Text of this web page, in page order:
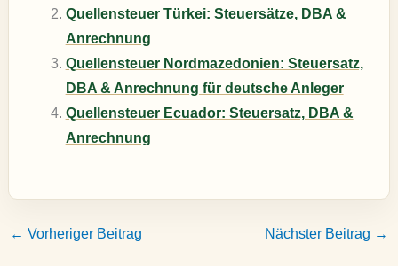
Quellensteuer Türkei: Steuersätze, DBA &
Anrechnung
Quellensteuer Nordmazedonien: Steuersatz,
DBA & Anrechnung für deutsche Anleger
Quellensteuer Ecuador: Steuersatz, DBA &
Anrechnung
← Vorheriger Beitrag Nächster Beitrag →